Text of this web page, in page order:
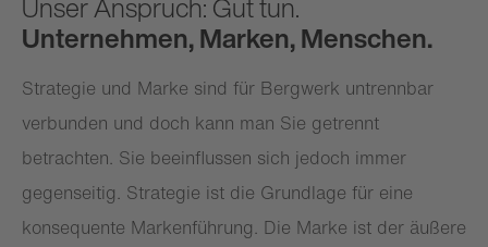
Unternehmen, Marken, Menschen.
Strategie und Marke sind für Bergwerk untrennbar
verbunden und doch kann man Sie getrennt
betrachten. Sie beeinflussen sich jedoch immer
gegenseitig. Strategie ist die Grundlage für eine
konsequente Markenführung. Die Marke ist der äußere
Strategie
Marke